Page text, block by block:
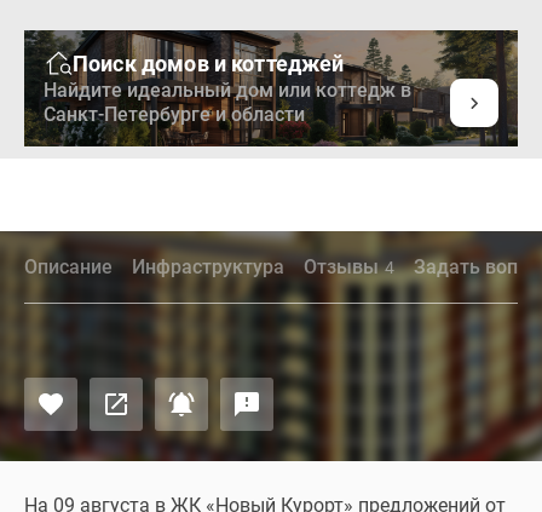
Поиск домов и коттеджей
Найдите идеальный дом или коттедж в
Санкт-Петербурге и области
Описание Инфраструктура Отзывы 4 Задать
На 09 августа в ЖК «Новый Курорт» предложений от